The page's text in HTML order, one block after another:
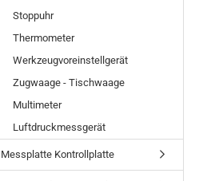
Stoppuhr
Thermometer
Werkzeugvoreinstellgerät
Zugwaage - Tischwaage
Multimeter
Luftdruckmessgerät
Messplatte Kontrollplatte